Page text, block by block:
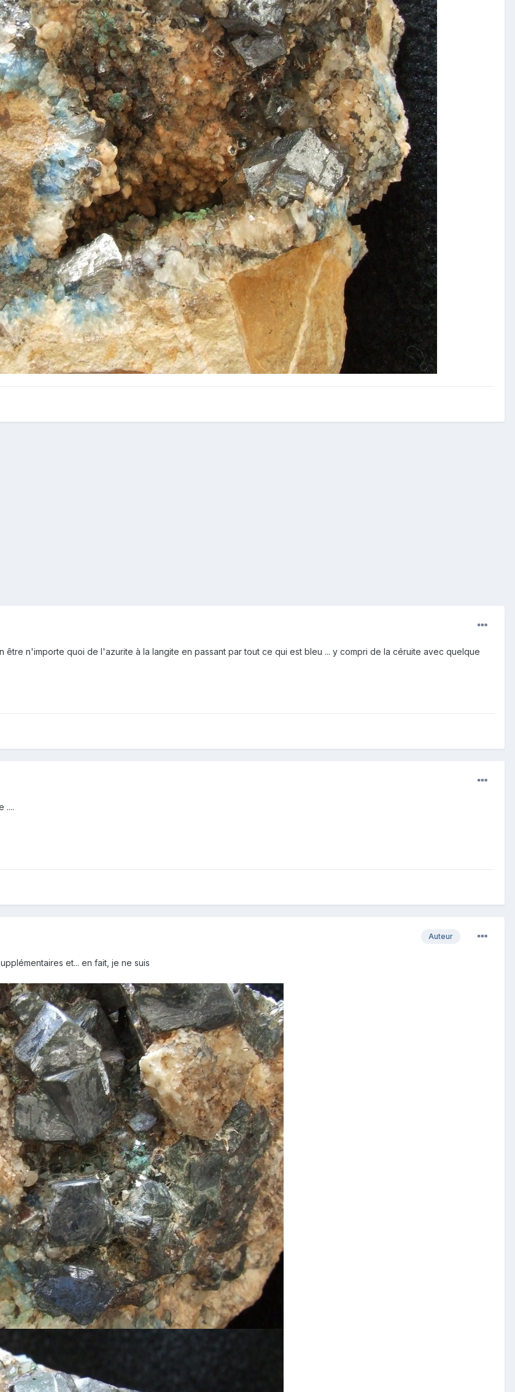
être n'importe quoi de l'azurite à la langite en passant par tout ce qui est bleu ... y compri de la céruite avec quelque
....
Auteur
et... en fait, je ne suis